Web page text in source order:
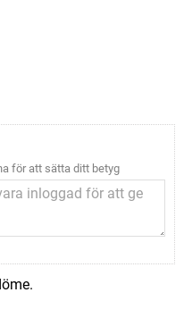
för att sätta ditt betyg